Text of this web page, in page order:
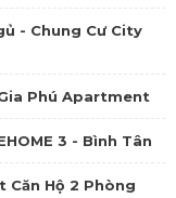
- Chung Cư City
Phú Apartment
3 - Bình Tân
Căn Hộ 2 Phòng